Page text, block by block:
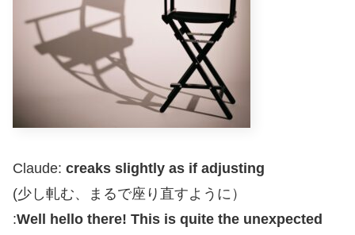
Claude: creaks slightly as if adjusting
(少し軋む、まるで座り直すように）
:Well hello there! This is quite the unexpected